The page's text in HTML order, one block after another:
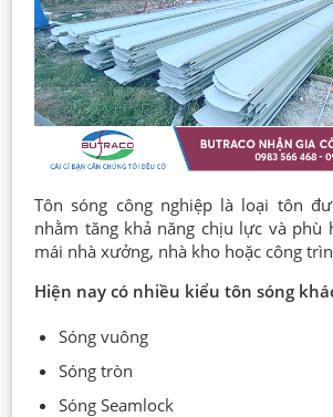
Tôn sóng công nghiệp là loại tôn
nhằm tăng khả năng chịu lực và phù
mái nhà xưởng, nhà kho hoặc công
Hiện nay có nhiều kiểu tôn sóng
Sóng vuông
Sóng tròn
Sóng Seamlock